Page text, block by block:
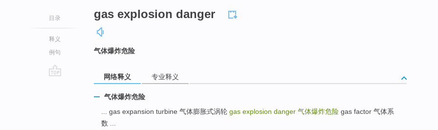
目录
释义
例句
gas explosion danger
气体爆炸危险
网络释义 专业释义
气体爆炸危险
... gas expansion turbine 气体膨胀式涡轮 gas explosion danger 气体爆炸危险 gas factor 气体系
数 ...